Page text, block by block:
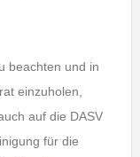
beachten und in
einzuholen,
auf die DASV
für die